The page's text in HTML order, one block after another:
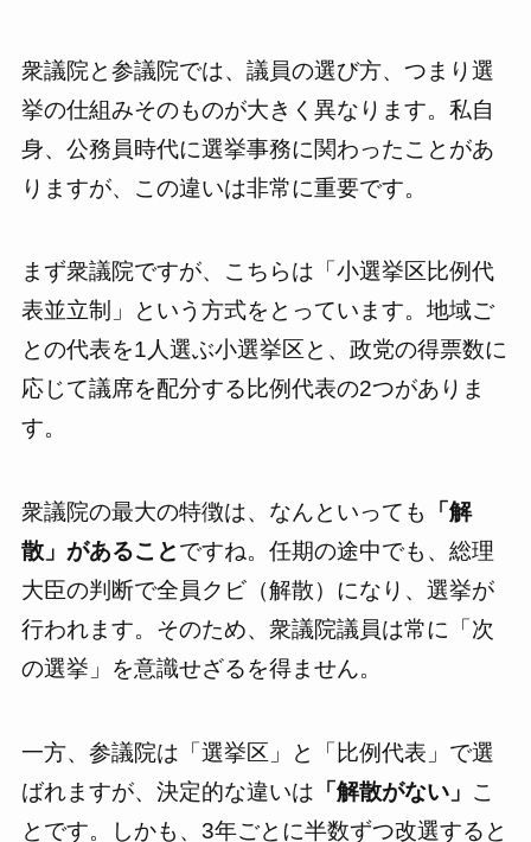
衆議院と参議院では、議員の選び方、つまり選
挙の仕組みそのものが大きく異なります。私自
身、公務員時代に選挙事務に関わったことがあ
りますが、この違いは非常に重要です。
まず衆議院ですが、こちらは「小選挙区比例代
表並立制」という方式をとっています。地域ご
との代表を1人選ぶ小選挙区と、政党の得票数に
応じて議席を配分する比例代表の2つがありま
す。
衆議院の最大の特徴は、なんといっても
「解
散」があることですね。任期の途中でも、総理
大臣の判断で全員クビ（解散）になり、選挙が
行われます。そのため、衆議院議員は常に「次
の選挙」を意識せざるを得ません。
一方、参議院は「選挙区」と「比例代表」で選
ばれますが、決定的な違いは 「解散がない」 こ
とです。しかも、3年ごとに半数ずつ改選すると